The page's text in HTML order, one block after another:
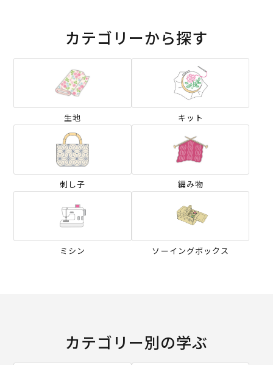
カテゴリーから探す
生地 キット
刺し子 編み物
ミシン ソーイングボックス
カテゴリー別の学ぶ